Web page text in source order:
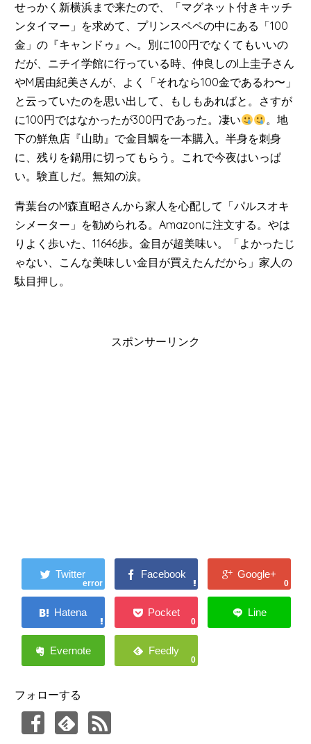
せっかく新横浜まで来たので、「マグネット付きキッチ
ンタイマー」を求めて、プリンスペペの中にある「100
金」の『キャンドゥ』へ。別に100円でなくてもいいの
だが、ニチイ学館に行っている時、仲良しのI上圭子さん
やM居由紀美さんが、よく「それなら100金であるわ〜」
と云っていたのを思い出して、もしもあればと。さすが
に100円ではなかったが300円であった。凄い
。地
下の鮮魚店『山助』で金目鯛を一本購入。半身を刺身
に、残りを鍋用に切ってもらう。これで今夜はいっぱ
い。験直しだ。無知の涙。
青葉台のM森直昭さんから家人を心配して「パルスオキ
シメーター」を勧められる。Amazonに注文する。やは
りよく歩いた、11646歩。金目が超美味い。「よかったじ
ゃない、こんな美味しい金目が買えたんだから」家人の
駄目押し。
スポンサーリンク
error 0
0
0
フォローする